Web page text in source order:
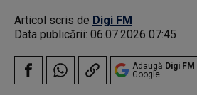
Articol scris de Digi FM
Data publicării: 06.07.2026 07:45
Adaugă Digi FM
Google